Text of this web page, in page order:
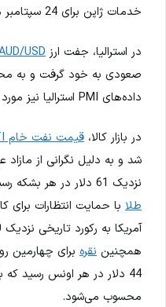
خدمات ژاپن برای 24 سپتامبر منتشر خواهد شد.
در استرالیا، جفت ارز USD
داده‌های PMI استرالیا نیز مورد توجه معامله‌گران قرار دارد.
در بازار کالا، قیمت نفت خام WTI
شد و به دلیل نگرانی از
نزدیک 61 دلار در هر بشکه رسید. در همین حال،
طلا با حمایت انتظارات برای
همچنین نقره برای چهارمین
محسوب می‌شود.